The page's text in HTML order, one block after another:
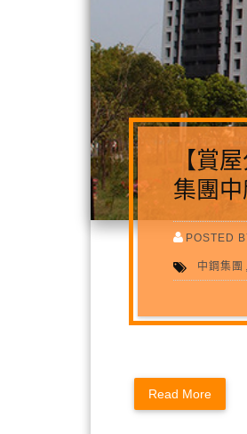
【賞
集團
POSTED
中鋼集團 ,
Read More